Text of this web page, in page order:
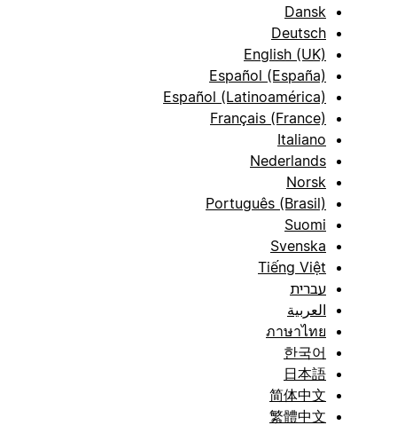
Dansk
Deutsch
English (UK)
Español (España)
Español (Latinoamérica)
Français (France)
Italiano
Nederlands
Norsk
Português (Brasil)
Suomi
Svenska
Tiếng Việt
עברית
العربية
ภาษาไทย
한국어
日本語
简体中文
繁體中文